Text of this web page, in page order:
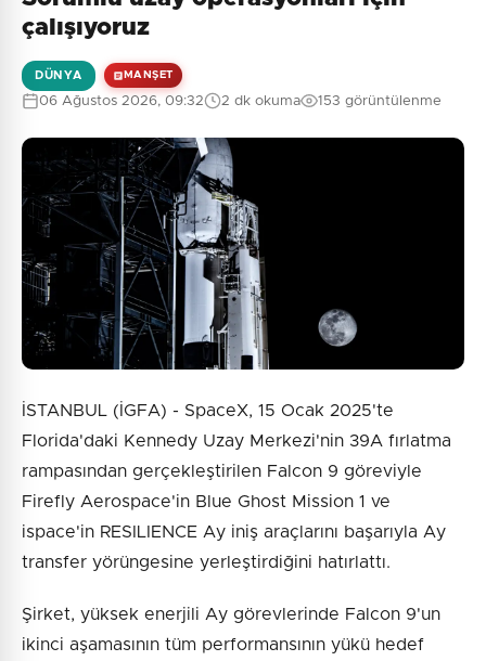
çalışıyoruz
DÜNYA MANŞET
06 Ağustos 2026, 09:32 2 dk okuma 153 görüntülenme
İSTANBUL (İGFA) - SpaceX, 15 Ocak 2025'te
Florida'daki Kennedy Uzay Merkezi'nin 39A fırlatma
rampasından gerçekleştirilen Falcon 9 göreviyle
Firefly Aerospace'in Blue Ghost Mission 1 ve
ispace'in RESILIENCE Ay iniş araçlarını başarıyla Ay
transfer yörüngesine yerleştirdiğini hatırlattı.
Şirket, yüksek enerjili Ay görevlerinde Falcon 9'un
ikinci aşamasının tüm performansının yükü hedef